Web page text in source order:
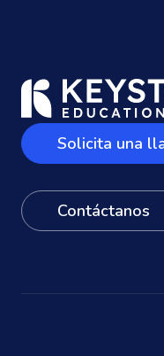
Solicita una
Contáctanos